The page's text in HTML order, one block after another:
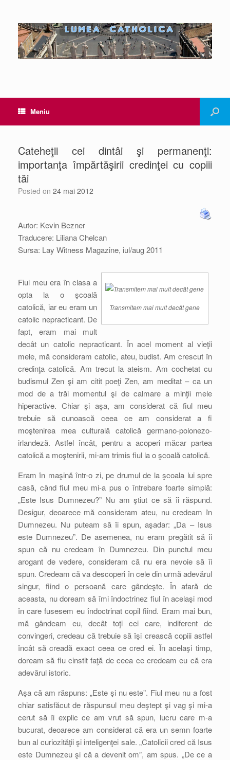
Meniu
Cateheţii cei dintâi şi permanenţi:
importanţa împărtăşirii credinţei cu copiii
tăi
Posted on 24 mai 2012
Autor: Kevin Bezner
Traducere: Liliana Chelcan
Sursa: Lay Witness Magazine, iul/aug 2011
Transmitem mai mult decât gene
Fiul meu era în clasa a
opta la o şcoală
catolică, iar eu eram un
catolic nepracticant. De
fapt, eram mai mult
decât un catolic nepracticant. În acel moment al vieţii
mele, mă consideram catolic, ateu, budist. Am crescut în
credinţa catolică. Am trecut la ateism. Am cochetat cu
budismul Zen şi am citit poeţi Zen, am meditat – ca un
mod de a trăi momentul şi de calmare a minţii mele
hiperactive. Chiar şi aşa, am considerat că fiul meu
trebuie să cunoască ceea ce am considerat a fi
moştenirea mea culturală catolică germano-polonezo-
irlandeză. Astfel încât, pentru a acoperi măcar partea
catolică a moştenirii, mi-am trimis fiul la o şcoală catolică.
Eram în maşină într-o zi, pe drumul de la şcoala lui spre
casă, când fiul meu mi-a pus o întrebare foarte simplă:
„Este Isus Dumnezeu?” Nu am ştiut ce să îi răspund.
Desigur, deoarece mă consideram ateu, nu credeam în
Dumnezeu. Nu puteam să îi spun, aşadar: „Da – Isus
este Dumnezeu”. De asemenea, nu eram pregătit să îi
spun că nu credeam în Dumnezeu. Din punctul meu
arogant de vedere, consideram că nu era nevoie să îi
spun. Credeam că va descoperi în cele din urmă adevărul
singur, fiind o persoană care gândeşte. În afară de
aceasta, nu doream să îmi îndoctrinez fiul în acelaşi mod
în care fusesem eu îndoctrinat copil fiind. Eram mai bun,
mă gândeam eu, decât toţi cei care, indiferent de
convingeri, credeau că trebuie să îşi crească copiii astfel
încât să creadă exact ceea ce cred ei. În acelaşi timp,
doream să fiu cinstit faţă de ceea ce credeam eu că era
adevărul istoric.
Aşa că am răspuns: „Este şi nu este”. Fiul meu nu a fost
chiar satisfăcut de răspunsul meu deştept şi vag şi mi-a
cerut să îi explic ce am vrut să spun, lucru care m-a
bucurat, deoarece am considerat că era un semn foarte
bun al curiozităţii şi inteligenţei sale. „Catolicii cred că Isus
este Dumnezeu şi că a devenit om”, am spus. „De ce a